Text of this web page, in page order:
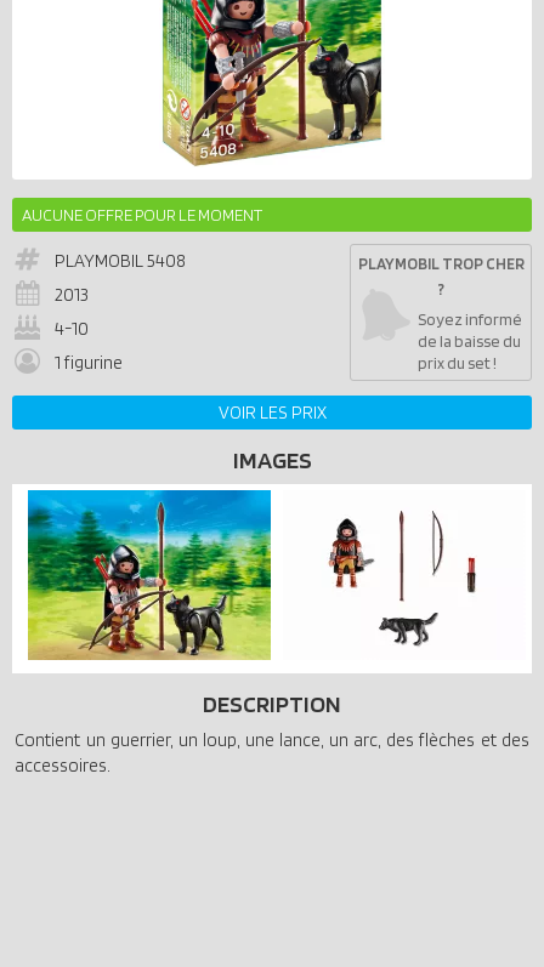
AUCUNE OFFRE POUR LE MOMENT
PLAYMOBIL5408
2013
4-10
1 figurine
PLAYMOBIL TROP CHER
?
Soyez informé
de la baisse du
prix du set !
VOIR LES PRIX
IMAGES
DESCRIPTION
Contient un guerrier, un loup, une lance, un arc, des flèches et des
accessoires.